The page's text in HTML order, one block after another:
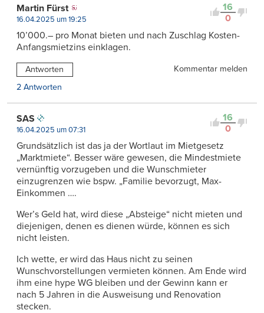
16
0
Martin Fürst
16.04.2025 um 19:25
10’000.– pro Monat bieten und nach Zuschlag Kosten-
Anfangsmietzins einklagen.
Antworten
Kommentar melden
2 Antworten
16
0
SAS
16.04.2025 um 07:31
Grundsätzlich ist das ja der Wortlaut im Mietgesetz
„Marktmiete“. Besser wäre gewesen, die Mindestmiete
vernünftig vorzugeben und die Wunschmieter
einzugrenzen wie bspw. „Familie bevorzugt, Max-
Einkommen ….
Wer’s Geld hat, wird diese „Absteige“ nicht mieten und
diejenigen, denen es dienen würde, können es sich
nicht leisten.
Ich wette, er wird das Haus nicht zu seinen
Wunschvorstellungen vermieten können. Am Ende wird
ihm eine hype WG bleiben und der Gewinn kann er
nach 5 Jahren in die Ausweisung und Renovation
stecken.